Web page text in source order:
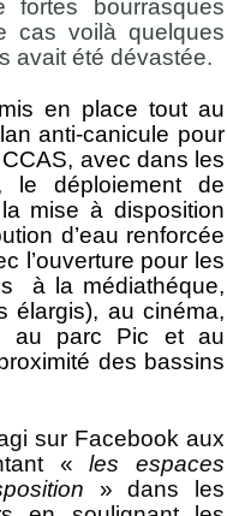
bourrasques
cas voilà quelques
avait été dévastée.
en place tout au
anti-canicule pour
avec dans les
le déploiement de
mise à disposition
d’eau renforcée
l’ouverture pour les
à la médiathéque,
élargis), au cinéma,
au parc Pic et au
des bassins
sur Facebook aux
« les espaces
» dans les